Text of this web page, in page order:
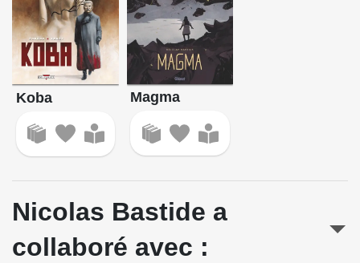
Koba Magma
Nicolas Bastide a
collaboré avec :